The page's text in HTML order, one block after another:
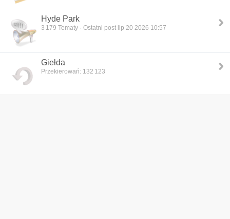
Hyde Park
3 179 Tematy · Ostatni post lip 20 2026 10:57
Giełda
Przekierowań: 132 123